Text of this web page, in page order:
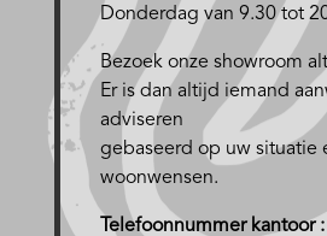
Donderdag van 9.30 tot
Bezoek onze showroom
Er is dan altijd iemand
adviseren
gebaseerd op uw situatie
woonwensen.
Telefoonnummer kantoor :